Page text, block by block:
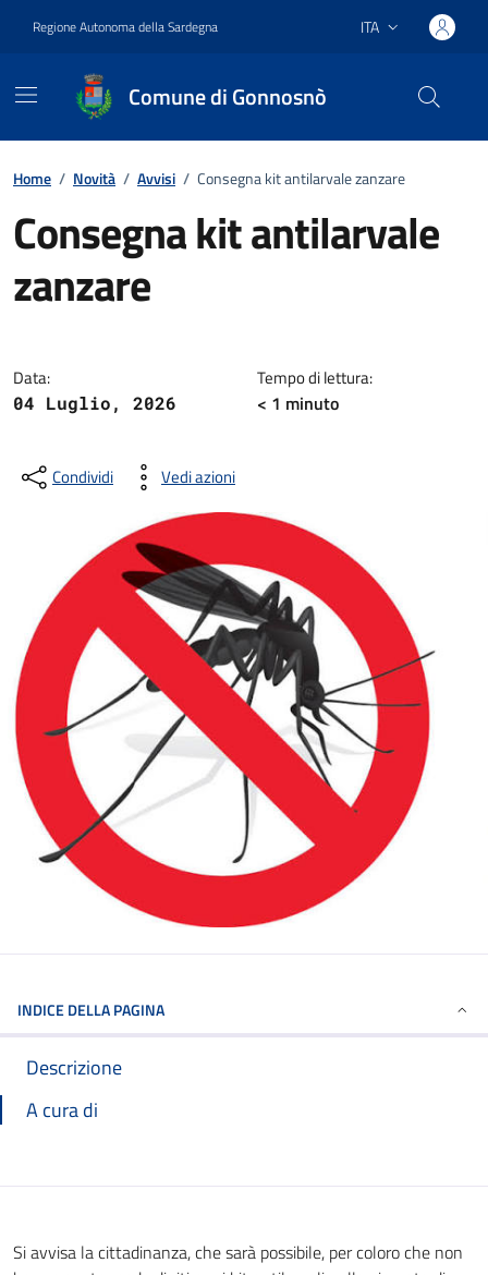
Regione Autonoma della Sardegna Lingua attiva:
ITA
Comune di Gonnosnò
Home / Novità / Avvisi / Consegna kit antilarvale zanzare
Consegna kit antilarvale
zanzare
Data:
04 Luglio, 2026
Tempo di lettura:
< 1 minuto
Condividi Vedi azioni
INDICE DELLA PAGINA
Descrizione
A cura di
Si avvisa la cittadinanza, che sarà possibile, per coloro che non